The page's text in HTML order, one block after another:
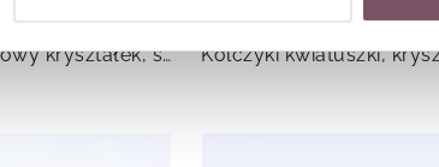
Kolczyki kokardki, różowy kryształek, stal pozłacana S215533Z00